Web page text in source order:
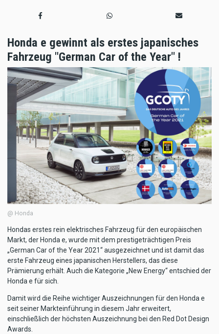
Honda e gewinnt als erstes japanisches
Fahrzeug "German Car of the Year" !
@ Honda
Hondas erstes rein elektrisches Fahrzeug für den europäischen
Markt, der Honda e, wurde mit dem prestigeträchtigen Preis
„German Car of the Year 2021“ ausgezeichnet und ist damit das
erste Fahrzeug eines japanischen Herstellers, das diese
Prämierung erhält. Auch die Kategorie „New Energy“ entschied der
Honda e für sich.
Damit wird die Reihe wichtiger Auszeichnungen für den Honda e
seit seiner Markteinführung in diesem Jahr erweitert,
einschließlich der höchsten Auszeichnung bei den Red Dot Design
Awards.